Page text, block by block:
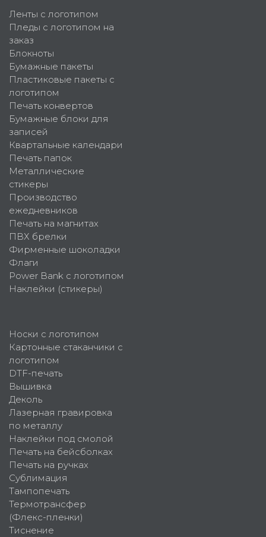
Ленты с логотипом
Пледы с логотипом на
заказ
Блокноты
Бумажные пакеты
Пластиковые пакеты с
логотипом
Печать конвертов
Бумажные блоки для
записей
Квартальные календари
Печать папок
Металлические
стикеры
Производство
ежедневников
Печать на магнитах
ПВХ брелки
Фирменные шоколадки
Флаги
Power Bank с логотипом
Наклейки (стикеры)
Носки с логотипом
Картонные стаканчики с
логотипом
DTF-печать
Вышивка
Деколь
Лазерная гравировка
по металлу
Наклейки под смолой
Печать на бейсболках
Печать на ручках
Сублимация
Тампопечать
Термотрансфер
(Флекс-пленки)
Тиснение